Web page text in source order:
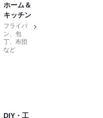
ホーム＆
キッチン
フライパ
ン、包
丁、布団
など
DIY・工